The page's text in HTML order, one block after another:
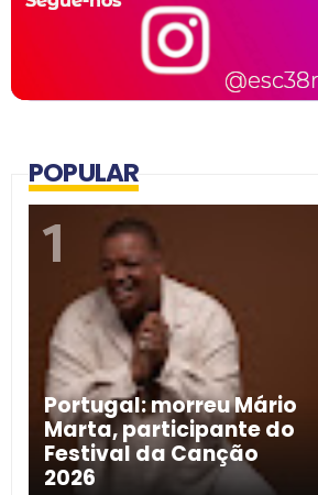
POPULAR
Portugal: morreu Mário
Marta, participante do
Festival da Canção
2026